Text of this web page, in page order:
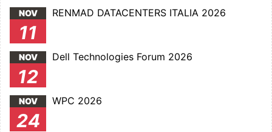
NOV
11
RENMAD DATACENTERS ITALIA 2026
NOV
12
Dell Technologies Forum 2026
NOV
24
WPC 2026